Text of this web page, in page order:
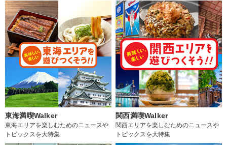
東海満喫Walker
東海エリアを楽しむためのニュースや
トピックスを大特集
関西満喫Walker
関西エリアを楽しむためのニュースや
トピックスを大特集